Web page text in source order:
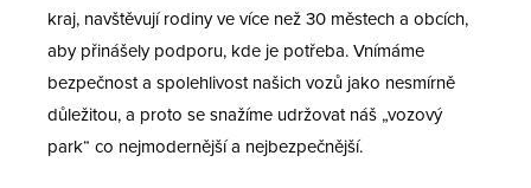
kraj, navštěvují rodiny ve více než 30 městech a obcích,
aby přinášely podporu, kde je potřeba. Vnímáme
bezpečnost a spolehlivost našich vozů jako nesmírně
důležitou, a proto se snažíme udržovat náš „vozový
park“ co nejmodernější a nejbezpečnější.